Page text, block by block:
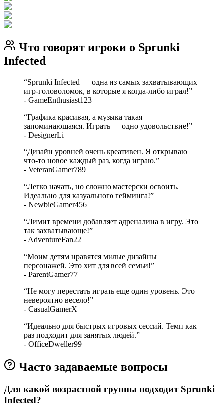
Что говорят игроки о Sprunki
Infected
“Sprunki Infected — одна из самых захватывающих
игр-головоломок, в которые я когда-либо играл!”
- GameEnthusiast123
“Графика красивая, а музыка такая
запоминающаяся. Играть — одно удовольствие!”
- DesignerLi
“Дизайн уровней очень креативен. Я открываю
что-то новое каждый раз, когда играю.”
- VeteranGamer789
“Легко начать, но сложно мастерски освоить.
Идеально для казуального гейминга!”
- NewbieGamer456
“Лимит времени добавляет адреналина в игру. Это
так захватывающе!”
- AdventureFan22
“Моим детям нравятся милые дизайны
персонажей. Это хит для всей семьи!”
- ParentGamer77
“Не могу перестать играть еще один уровень. Это
невероятно весело!”
- CasualGamerX
“Идеально для быстрых игровых сессий. Темп как
раз подходит для занятых людей.”
- OfficeDweller99
Часто задаваемые вопросы
Для какой возрастной группы подходит Sprunki
Infected?